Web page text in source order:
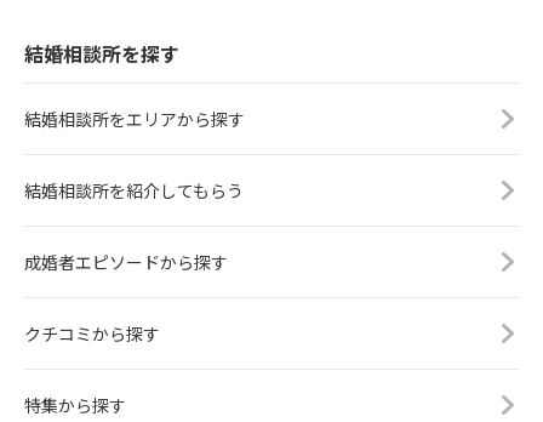
結婚相談所を探す
結婚相談所をエリアから探す
結婚相談所を紹介してもらう
成婚者エピソードから探す
クチコミから探す
特集から探す